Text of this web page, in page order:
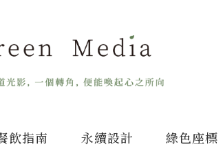
飲指南 永續設計 綠色座標